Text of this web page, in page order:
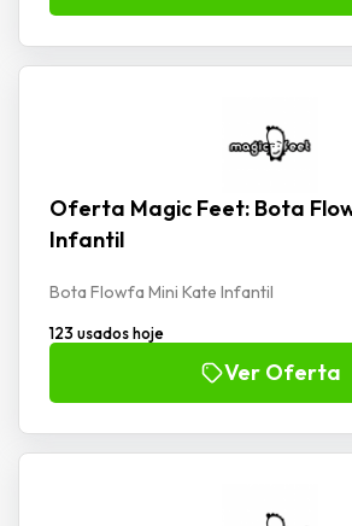
Oferta Magic Feet: Bota
Infantil
Bota Flowfa Mini Kate Infantil
123 usados hoje
Ver Oferta